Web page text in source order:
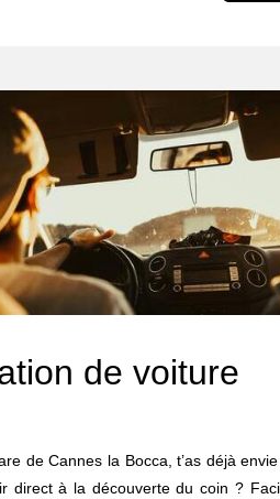
de voiture
de Cannes la Bocca, t’as déjà envie
direct à la découverte du coin ?